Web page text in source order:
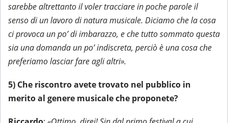
sarebbe altrettanto il voler tracciare in poche parole il
senso di un lavoro di natura musicale. Diciamo che la cosa
ci provoca un po’ di imbarazzo, e che tutto sommato questa
sia una domanda un po’ indiscreta, perciò è una cosa che
preferiamo lasciar fare agli altri».
5) Che riscontro avete trovato nel pubblico in
merito al genere musicale che proponete?